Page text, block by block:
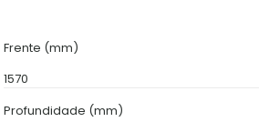
Frente (mm)
1570
Profundidade (mm)